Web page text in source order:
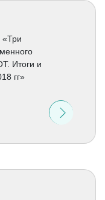
«Три
Итоги и
гг»